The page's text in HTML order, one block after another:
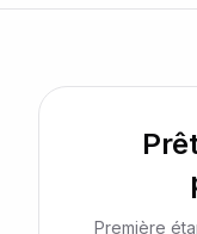
Première